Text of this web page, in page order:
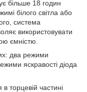
більше 18 годин
білого світла або
система
використовувати
ємністю.
два режими
яскравості діода
торцевій частині